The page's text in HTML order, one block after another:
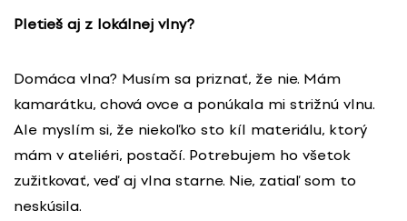
Pletieš aj z lokálnej vlny?
Domáca vlna? Musím sa priznať, že nie. Mám
kamarátku, chová ovce a ponúkala mi strižnú vlnu.
Ale myslím si, že niekoľko sto kíl materiálu, ktorý
mám v ateliéri, postačí. Potrebujem ho všetok
zužitkovať, veď aj vlna starne. Nie, zatiaľ som to
neskúsila.